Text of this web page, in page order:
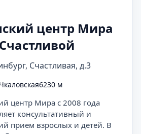
центр Мира
Счастливая, д.3
Чкаловская6230 м
центр Мира с 2008 года
консультативный и
прием взрослых и детей. В